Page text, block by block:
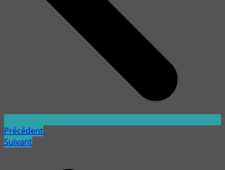
Précédent
Suivant